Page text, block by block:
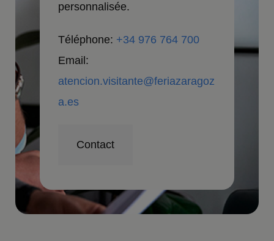
personnalisée.
Téléphone: +34 976 764 700
Email:
atencion.visitante@feriazaragoz
a.es
Contact